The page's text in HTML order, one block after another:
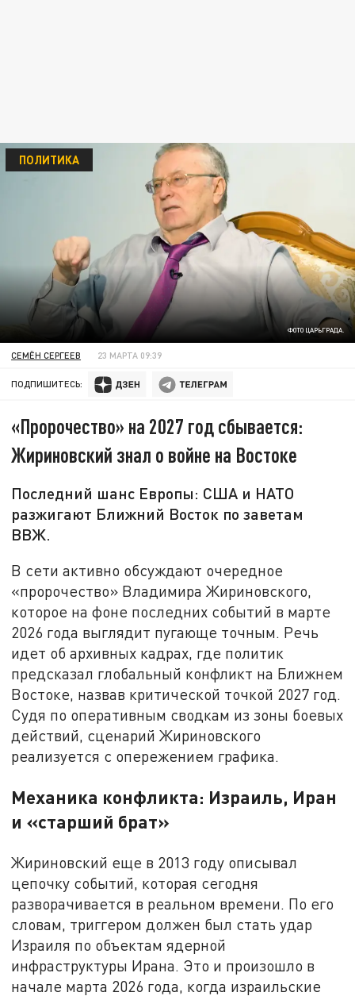
ФОТО ЦАРЬГРАДА.
ПОЛИТИКА
СЕМЁН СЕРГЕЕВ 23 МАРТА 09:39
ПОДПИШИТЕСЬ:
«Пророчество» на 2027 год сбывается:
Жириновский знал о войне на Востоке
Последний шанс Европы: США и НАТО
разжигают Ближний Восток по заветам
ВВЖ.
В сети активно обсуждают очередное
«пророчество» Владимира Жириновского,
которое на фоне последних событий в марте
2026 года выглядит пугающе точным. Речь
идет об архивных кадрах, где политик
предсказал глобальный конфликт на Ближнем
Востоке, назвав критической точкой 2027 год.
Судя по оперативным сводкам из зоны боевых
действий, сценарий Жириновского
реализуется с опережением графика.
Механика конфликта: Израиль, Иран
и «старший брат»
Жириновский еще в 2013 году описывал
цепочку событий, которая сегодня
разворачивается в реальном времени. По его
словам, триггером должен был стать удар
Израиля по объектам ядерной
инфраструктуры Ирана. Это и произошло в
начале марта 2026 года, когда израильские